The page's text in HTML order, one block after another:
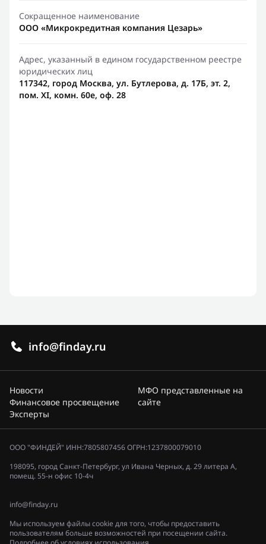
Сокращенное наименование
ООО «Микрокредитная компания Цезарь»
Адрес, указанный в едином государственном реестре
юридических лиц
117342, город Москва, ул. Бутлерова, д. 17Б, эт. 2,
пом. XI, комн. 60е, оф. 28
info@finday.ru
Новости
Финансовое просвещение
Эксперты
МФО представленные на
сайте
ООО "ФИНДЕЙ" ИНН:7805807456 ОГРН:1237800079010
198095, город Санкт-Петербург, ул Ивана Черных, д. 29 литера А,
помещ. 55-н офис 10-4ч
info@finday.ru
Мы используем файлы cookie для того, чтобы предоставить
пользователям больше возможностей при посещении сайта.